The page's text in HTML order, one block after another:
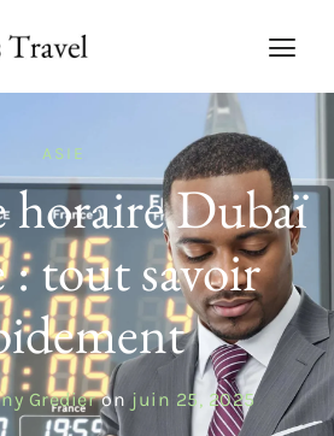
ASIE
horaire Dubaï
: tout savoir
Gredier on juin 25, 2025